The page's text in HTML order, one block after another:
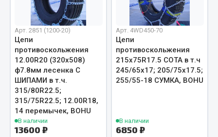
Изолента
Показать ещё
Весь раздел
Запчасти на полуприцепы
Амортизаторы для полуприцепов
Весь раздел
Арт. 2851 (1200-20)
Цепи
противоскольжения
12.00R20 (320х508)
ф7.8мм лесенка С
ШИПАМИ в т.ч.
315/80R22.5;
315/75R22.5; 12.00R18,
14 перемычек, BOHU
В наличии
13600 ₽
Арт. 4WD450-70
Цепи
противоскольжения
215х75R17.5 СОТА в т.ч
245/65х17; 205/75х17.5;
255/55-18 СУМКА, BOHU
В наличии
6850 ₽